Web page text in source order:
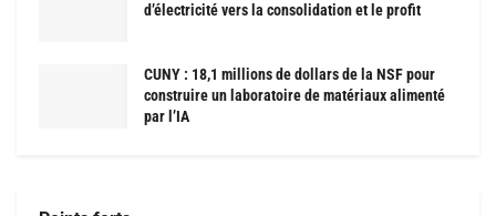
d’électricité vers la consolidation et le profit
CUNY : 18,1 millions de dollars de la NSF pour
construire un laboratoire de matériaux alimenté
par l’IA